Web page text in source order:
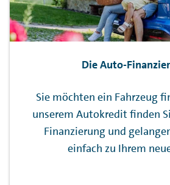
Die Auto-
Sie möchten ein Fahrzeug
unserem Autokredit finden
Finanzierung und
einfach zu Ihrem